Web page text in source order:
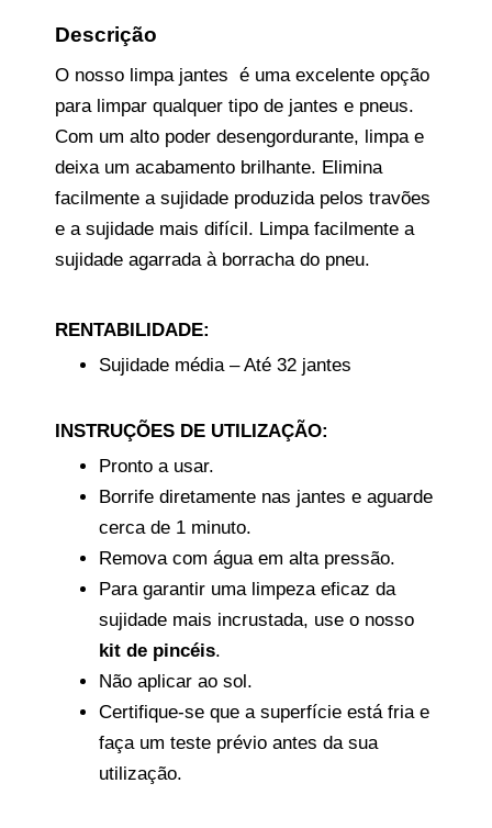
Descrição
O nosso limpa jantes é uma excelente opção
para limpar qualquer tipo de jantes e pneus.
Com um alto poder desengordurante, limpa e
deixa um acabamento brilhante. Elimina
facilmente a sujidade produzida pelos travões
e a sujidade mais difícil. Limpa facilmente a
sujidade agarrada à borracha do pneu.
RENTABILIDADE:
Sujidade média – Até 32 jantes
INSTRUÇÕES DE UTILIZAÇÃO:
Pronto a usar.
Borrife diretamente nas jantes e aguarde
cerca de 1 minuto.
Remova com água em alta pressão.
Para garantir uma limpeza eficaz da
sujidade mais incrustada, use o nosso
kit de pincéis.
Não aplicar ao sol.
Certifique-se que a superfície está fria e
faça um teste prévio antes da sua
utilização.